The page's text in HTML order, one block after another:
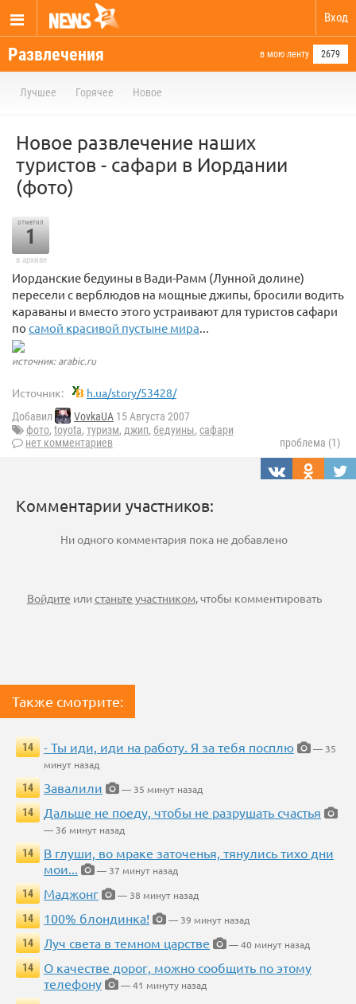
Вход
Развлечения в мою ленту 2679
Лучшее Горячее Новое
Новое развлечение наших
туристов - сафари в Иордании
(фото)
отметил
1
в архиве
Иорданские бедуины в Вади-Рамм (Лунной долине)
пересели с верблюдов на мощные джипы, бросили водить
караваны и вместо этого устраивают для туристов сафари
по самой красивой пустыне мира...
источник: arabic.ru
Источник: h.ua/story/53428/
Добавил VovkaUA 15 Августа 2007
фото, toyota, туризм, джип, бедуины, сафари
нет комментариев
проблема (1)
Комментарии участников:
Ни одного комментария пока не добавлено
Войдите илистаньте участником, чтобы комментировать
Также смотрите:
14 - Ты иди, иди на работу. Я за тебя посплю
— 35
минут назад
14
Завалили
— 35 минут назад
14
Дальше не поеду, чтобы не разрушать счастья
— 36 минут назад
14
В глуши, во мраке заточенья, тянулись тихо дни
мои...
— 37 минут назад
14
Маджонг
— 38 минут назад
14
100% блондинка!
— 39 минут назад
14
Луч света в темном царстве
— 40 минут назад
14
О качестве дорог, можно сообщить по этому
телефону
— 41 минуту назад